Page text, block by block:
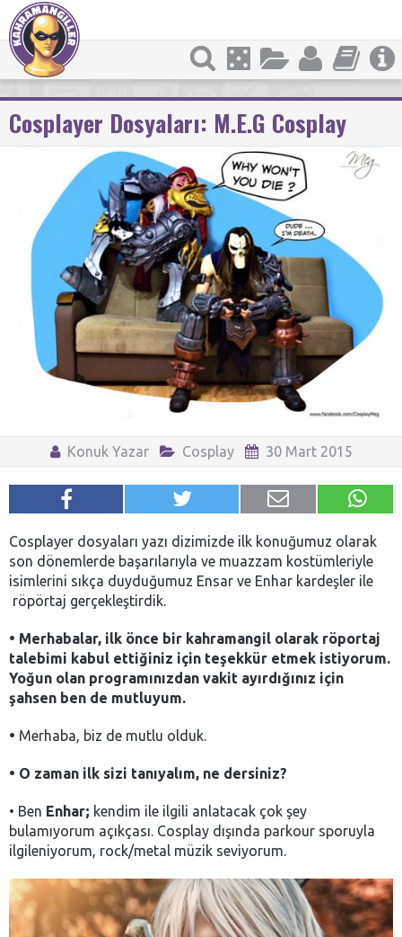
Cosplayer Dosyaları: M.E.G Cosplay
Konuk Yazar Cosplay 30 Mart 2015
Cosplayer dosyaları yazı dizimizde ilk konuğumuz olarak
son dönemlerde başarılarıyla ve muazzam kostümleriyle
isimlerini sıkça duyduğumuz Ensar ve Enhar kardeşler ile
röpörtaj gerçekleştirdik.
• Merhabalar, ilk önce bir kahramangil olarak röportaj
talebimi kabul ettiğiniz için teşekkür etmek istiyorum.
Yoğun olan programınızdan vakit ayırdığınız için
şahsen ben de mutluyum.
• Merhaba, biz de mutlu olduk.
• O zaman ilk sizi tanıyalım, ne dersiniz?
• Ben Enhar; kendim ile ilgili anlatacak çok şey
bulamıyorum açıkçası. Cosplay dışında parkour sporuyla
ilgileniyorum, rock/metal müzik seviyorum.